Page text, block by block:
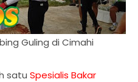
Guling di Cimahi
satu Spesialis Bakar